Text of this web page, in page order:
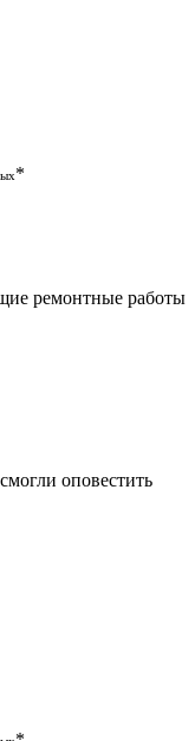
*
ремонтные работы
оповестить